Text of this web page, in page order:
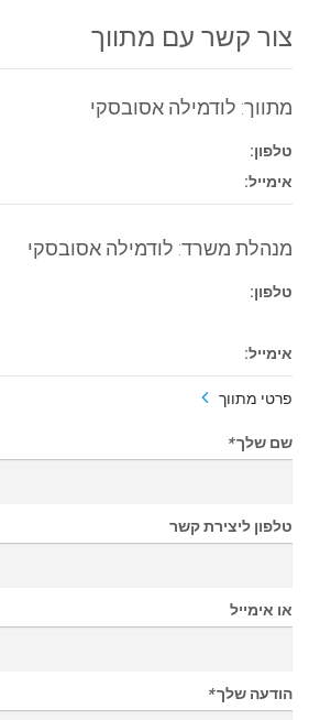
צור קשר עם מתווך
מתווך: לודמילה אסובסקי
טלפון:
אימייל:
מנהלת משרד: לודמילה אסובסקי
טלפון:
אימייל:
פרטי מתווך
שם שלך*
טלפון ליצירת קשר
או אימייל
הודעה שלך*